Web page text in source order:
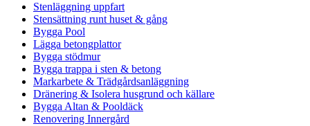
Stenläggning uppfart
Stensättning runt huset & gång
Bygga Pool
Lägga betongplattor
Bygga stödmur
Bygga trappa i sten & betong
Markarbete & Trädgårdsanläggning
Dränering & Isolera husgrund och källare
Bygga Altan & Pooldäck
Renovering Innergård